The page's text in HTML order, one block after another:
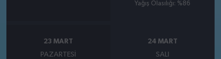
Yağış Olasılığı: %86
23 MART
PAZARTESI
24 MART
SALI